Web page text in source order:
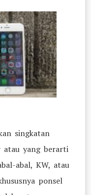
singkatan
atau yang berarti
abal, KW, atau
ponsel